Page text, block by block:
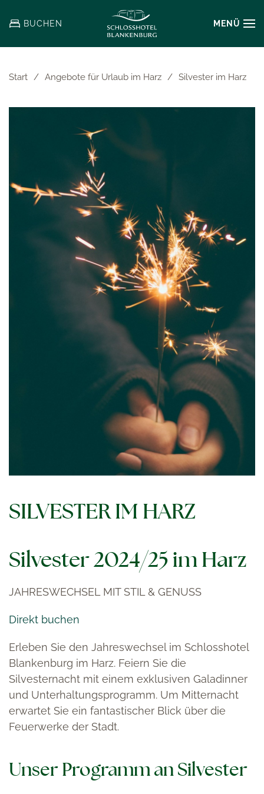
Hauptinhalt
BUCHEN MENÜ
Start Angebote für Urlaub im Harz Silvester im Harz
SILVESTER IM HARZ
Silvester 2024/25 im Harz
JAHRESWECHSEL MIT STIL & GENUSS
Direkt buchen
Erleben Sie den Jahreswechsel im Schlosshotel
Blankenburg im Harz. Feiern Sie die
Silvesternacht mit einem exklusiven Galadinner
und Unterhaltungsprogramm. Um Mitternacht
erwartet Sie ein fantastischer Blick über die
Feuerwerke der Stadt.
Unser Programm an Silvester